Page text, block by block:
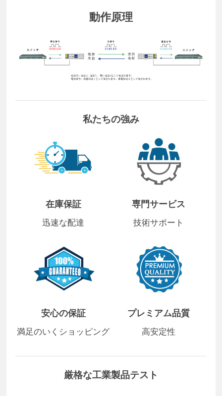
動作原理
私たちの強み
在庫保証
迅速な配達
専門サービス
技術サポート
安心の保証
満足のいくショッピング
プレミアム品質
高安定性
厳格な工業製品テスト